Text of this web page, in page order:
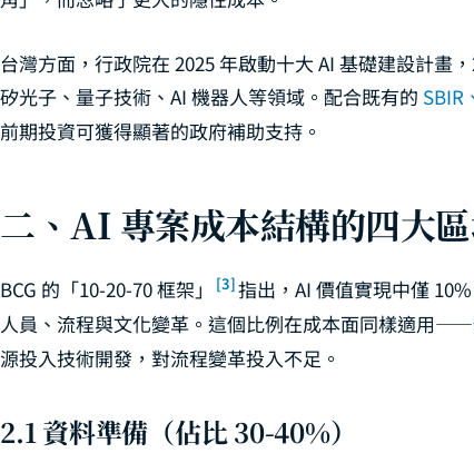
台灣方面，行政院在 2025 年啟動十大 AI 基礎建設計畫
矽光子、量子技術、AI 機器人等領域。配合既有的 SBIR
前期投資可獲得顯著的政府補助支持。
二、AI 專案成本結構的四大
BCG 的「10-20-70 框架」 [3]指出，AI 價值實現中僅
人員、流程與文化變革。這個比例在成本面同樣適用
源投入技術開發，對流程變革投入不足。
2.1 資料準備（佔比 30-40%）